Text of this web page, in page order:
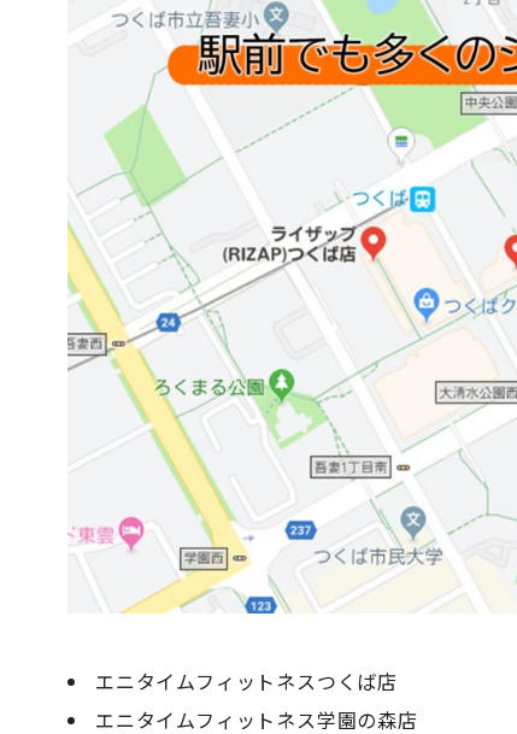
エニタイムフィットネスつくば店
エニタイムフィットネス学園の森店